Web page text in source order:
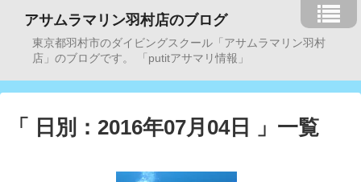
アサムラマリン羽村店のブログ
東京都羽村市のダイビングスクール「アサムラマリン羽村
店」のブログです。 「putitアサマリ情報」
「 日別：2016年07月04日 」一覧